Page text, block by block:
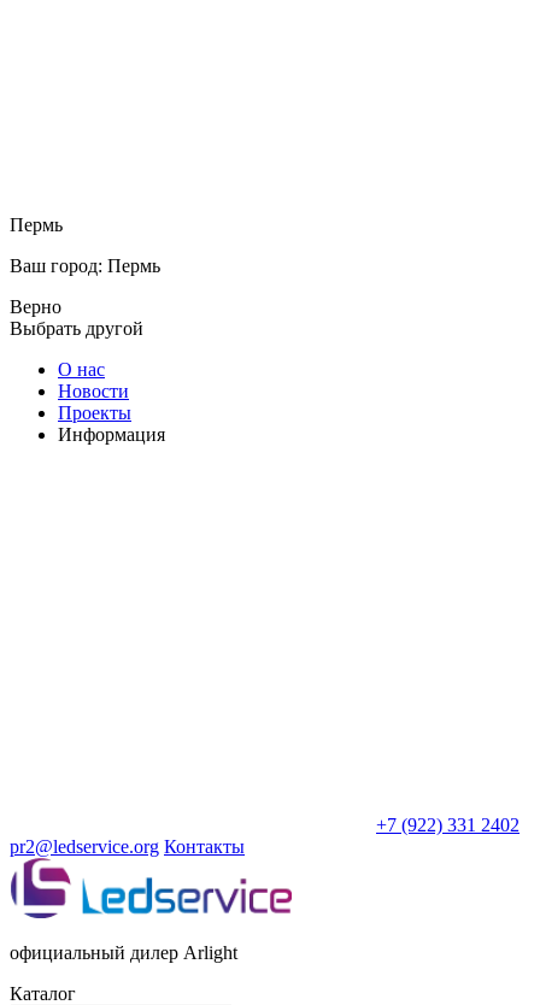
Пермь
Ваш город: Пермь
Верно
Выбрать другой
О нас
Новости
Проекты
Информация
+7 (922) 331 2402
pr2@ledservice.org Контакты
официальный дилер Arlight
Каталог